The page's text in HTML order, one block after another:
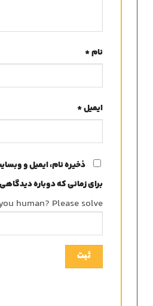
نام*
ایمیل*
ذخیره نام، ایمیل و
برای زمانی که دوباره
human? Please solve: